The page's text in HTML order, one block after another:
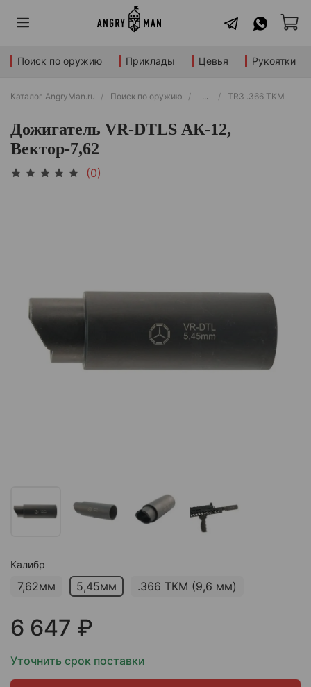
Поиск по оружию Приклады Цевья Рукоятки
Каталог AngryMan.ru Поиск по оружию ... TR3 .366 TKM
Дожигатель VR-DTLS АК-12,
Вектор-7,62
(0)
Калибр
7,62мм 5,45мм .366 ТКМ (9,6 мм)
6 647 ₽
Уточнить срок поставки